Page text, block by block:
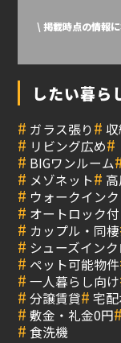
\ 掲載時点の情報
したい暮ら
# ガラス張り#
# リビング広め#
# BIGワンルーム
# メゾネット#
# ウォークイン
# オートロック
# カップル・同棲
# シューズイン
# ペット可能物件
# 一人暮らし向け
# 分譲賃貸# 宅
# 敷金・礼金0円#
# 食洗機